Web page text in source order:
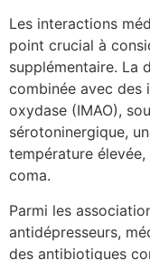
Les interactions
point crucial à
supplémentaire. La
combinée avec des
oxydase (IMAO),
sérotoninergique,
température
coma.
Parmi les
antidépresseurs,
des antibiotiques